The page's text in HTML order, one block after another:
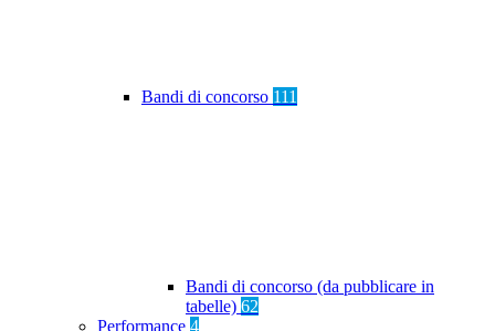
Bandi di concorso 111
Bandi di concorso (da pubblicare in
tabelle) 62
Performance 4